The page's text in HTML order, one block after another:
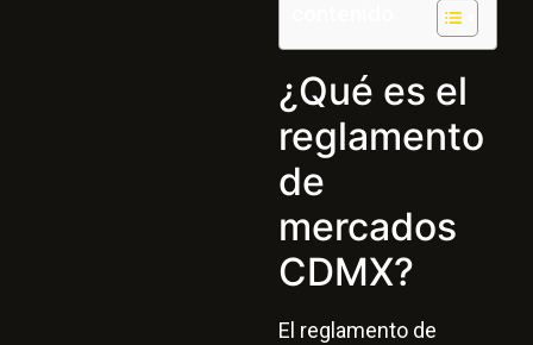
¿Qué es el
reglamento
de
mercados
CDMX?
El reglamento de